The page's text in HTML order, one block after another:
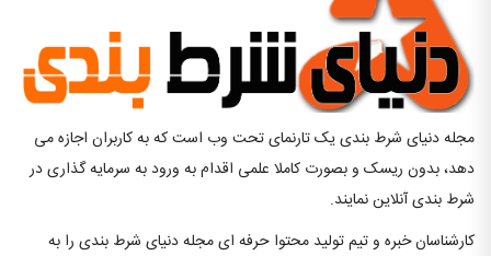
مجله دنیای شرط بندی یک تارنمای تحت وب است که به کاربران اجازه می
دهد، بدون ریسک و بصورت کاملا علمی اقدام به ورود به سرمایه گذاری در
شرط بندی آنلاین نمایند.
کارشناسان خبره و تیم تولید محتوا حرفه ای مجله دنیای شرط بندی را به